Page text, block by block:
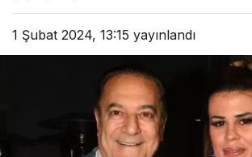
1 Şubat 2024, 13:15 yayınlandı